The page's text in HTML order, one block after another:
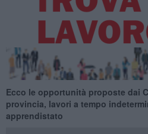
Ecco le opportunità proposte dai
provincia, lavori a tempo
apprendistato